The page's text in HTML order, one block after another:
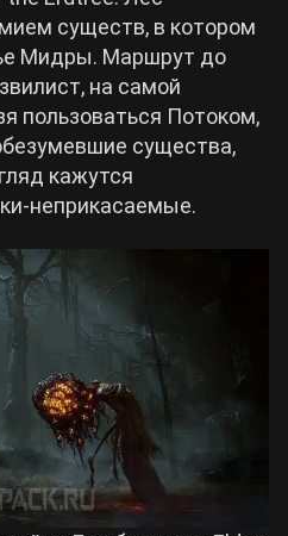
2
существ, в котором
Мидры. Маршрут до
на самой
пользоваться Потоком,
существа,
кажутся
неприкасаемые.